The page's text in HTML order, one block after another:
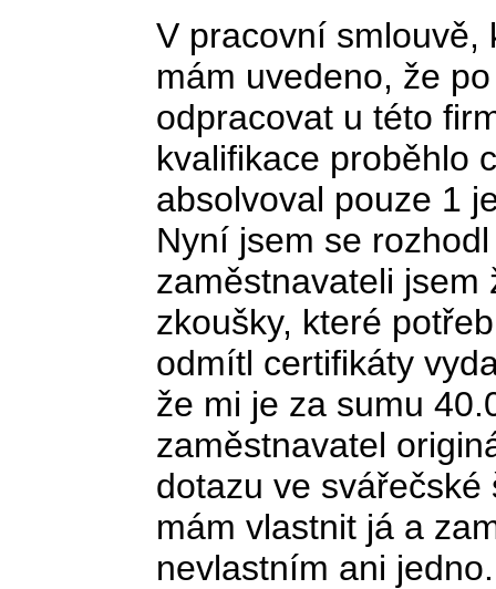
V pracovní smlouvě,
mám uvedeno, že
odpracovat u této
kvalifikace proběhlo
absolvoval pouze 1
Nyní jsem se
zaměstnavateli jsem
zkoušky, které
odmítl certifikáty
že mi je za sumu
zaměstnavatel
dotazu ve
mám vlastnit já a
nevlastním ani